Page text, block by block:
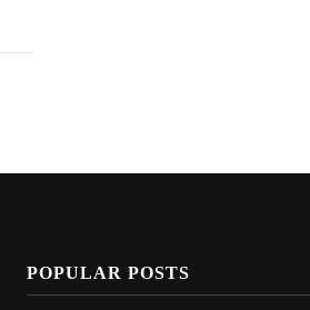
POPULAR POSTS